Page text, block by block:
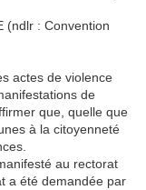
(ndlr : Convention
actes de violence
de
que, quelle que
à la citoyenneté
au rectorat
a été demandée par